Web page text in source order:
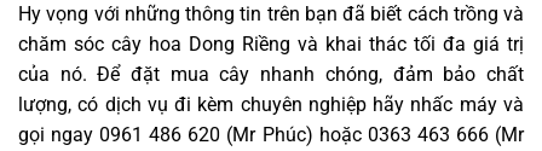
Hy vọng với những thông tin trên bạn đã biết cách trồng và
chăm sóc cây hoa Dong Riềng và khai thác tối đa giá trị
của nó. Để đặt mua cây nhanh chóng, đảm bảo chất
lượng, có dịch vụ đi kèm chuyên nghiệp hãy nhấc máy và
gọi ngay 0961 486 620 (Mr Phúc) hoặc 0363 463 666 (Mr